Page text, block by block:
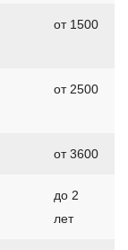
от 1500
от 2500
от 3600
до 2
лет